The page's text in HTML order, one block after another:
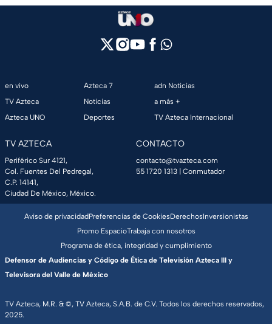
en vivo
TV Azteca
Azteca UNO
Azteca 7
Noticias
Deportes
adn Noticias
a más +
TV Azteca Internacional
TV AZTECA
Periférico Sur 4121,
Col. Fuentes Del Pedregal,
C.P. 14141,
Ciudad De México, México.
CONTACTO
contacto@tvazteca.com
55 1720 1313 | Conmutador
TV Azteca, M.R. & ©, TV Azteca, S.A.B. de C.V. Todos los derechos reservados,
2025.
Aviso de privacidadPreferencias de CookiesDerechosInversionistas
Promo EspacioTrabaja con nosotros
Programa de ética, integridad y cumplimiento
Defensor de Audiencias y Código de Ética de Televisión Azteca III y
Televisora del Valle de México